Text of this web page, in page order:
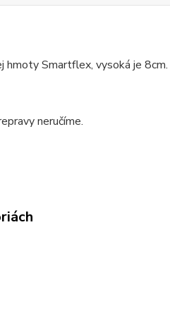
hmoty Smartflex, vysoká je 8cm.
neručíme.